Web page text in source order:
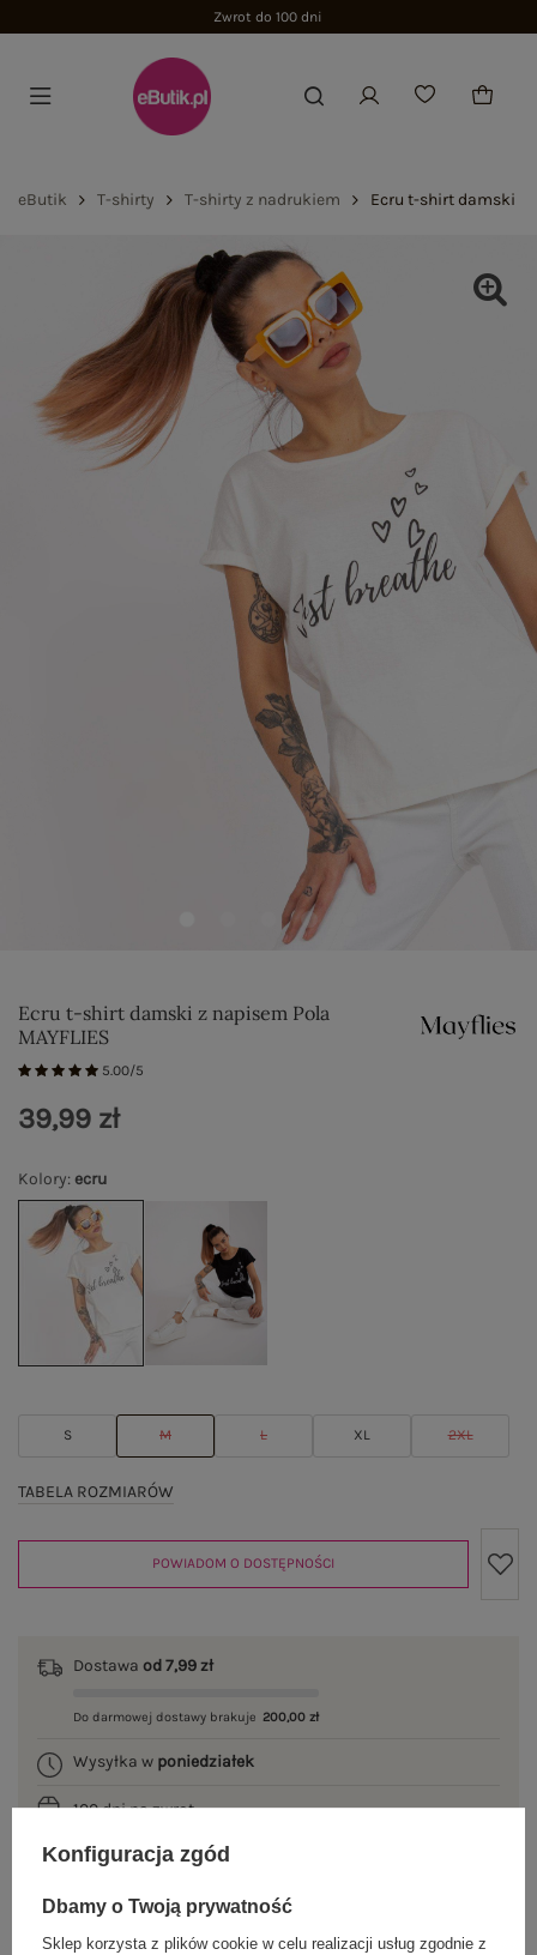
Zwrot do 100 dni
eButik T-shirty T-shirty z nadrukiem Ecru t-shirt damski z
Ecru t-shirt damski z napisem Pola
MAYFLIES
5.00/5
Kolory: ecru
S M L XL 2XL
TABELA ROZMIARÓW
39,99 zł
POWIADOM O DOSTĘPNOŚCI
Dostawa od 7,99 zł
Do darmowej dostawy brakuje 200,00 zł
Wysyłka w poniedziałek
100 dni na zwrot
OPIS PRODUKTU
Konfiguracja zgód
Dbamy o Twoją prywatność
Sklep korzysta z plików cookie w celu realizacji usług zgodnie z